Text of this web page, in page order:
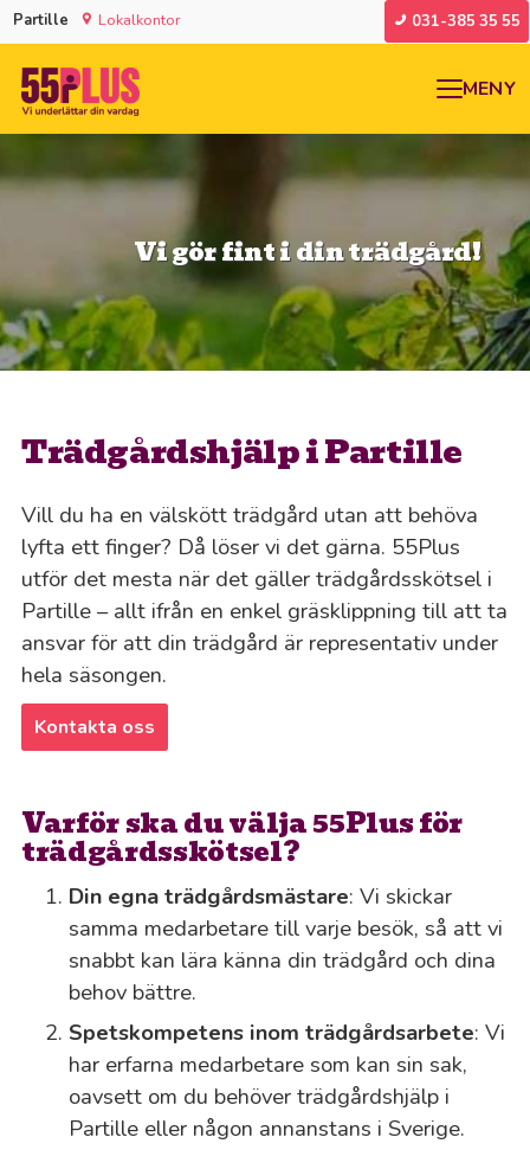
Partille Lokalkontor 031-385 35 55
MENY
Vi gör fint i din trädgård!
Trädgårdshjälp i Partille
Vill du ha en välskött trädgård utan att behöva
lyfta ett finger? Då löser vi det gärna. 55Plus
utför det mesta när det gäller trädgårdsskötsel i
Partille – allt ifrån en enkel gräsklippning till att ta
ansvar för att din trädgård är representativ under
hela säsongen.
Kontakta oss
Varför ska du välja 55Plus för
trädgårdsskötsel?
Din egna trädgårdsmästare: Vi skickar
samma medarbetare till varje besök, så att vi
snabbt kan lära känna din trädgård och dina
behov bättre.
Spetskompetens inom trädgårdsarbete: Vi
har erfarna medarbetare som kan sin sak,
oavsett om du behöver trädgårdshjälp i
Partille eller någon annanstans i Sverige.